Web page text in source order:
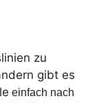
zu
gibt es
einfach nach